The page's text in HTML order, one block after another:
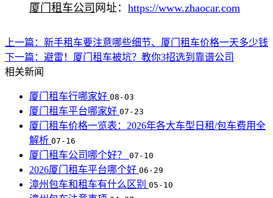
厦门租车公司 网址： https://www.zhaocar.com
上一篇：新手租车要注意哪些细节、厦门租车价格一天多少钱
下一篇：避雷！厦门租车被坑？教你3招选到靠谱公司
相关新闻
厦门租车行哪家好 08-03
厦门租车平台哪家好 07-23
厦门租车价格一览表：2026年各大车型日租/包车费用全
解析 07-16
厦门租车公司哪个好？ 07-10
2026厦门租车平台哪个好 06-29
漳州包车和租车有什么区别 05-10